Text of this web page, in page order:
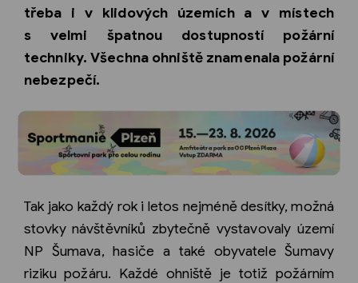
třeba i v klidových územích a v místech
s velmi špatnou dostupností požární
techniky. Všechna ohniště znamenala požární
nebezpečí.
Tak jako každý rok i letos nejméně desítky, možná
stovky návštěvníků zbytečně vystavovaly území
NP Šumava, hasiče a také obyvatele Šumavy
riziku požáru. Každé ohniště je totiž požárním